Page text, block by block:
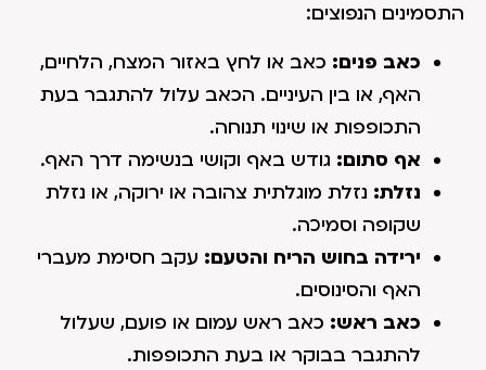
התסמינים הנפוצים:
כאב פנים: כאב או לחץ באזור המצח, הלחיים,
האף, או בין העיניים. הכאב עלול להתגבר בעת
התכופפות או שינוי תנוחה.
אף סתום: גודש באף וקושי בנשימה דרך האף.
נזלת: נזלת מוגלתית צהובה או ירוקה, או נזלת
שקופה וסמיכה.
ירידה בחוש הריח והטעם: עקב חסימת מעברי
האף והסינוסים.
כאב ראש: כאב ראש עמום או פועם, שעלול
להתגבר בבוקר או בעת התכופפות.